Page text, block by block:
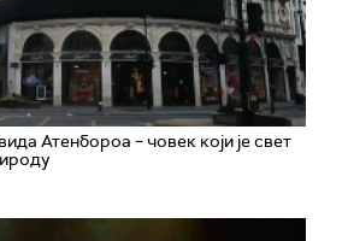
Атенбороа – човек који је свет